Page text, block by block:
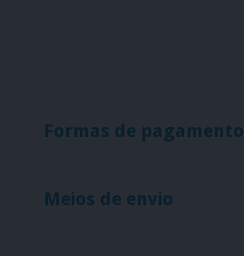
Formas de pagamento
Meios de envio